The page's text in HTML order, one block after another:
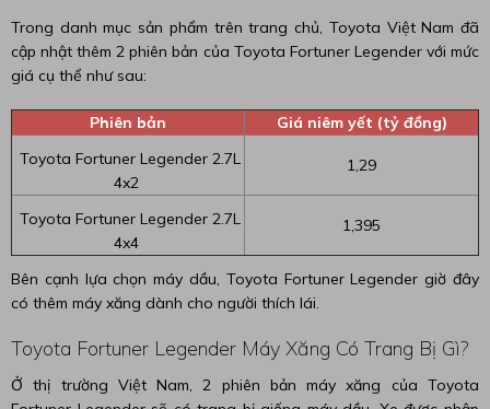
Trong danh mục sản phẩm trên trang chủ, Toyota Việt Nam đã
cập nhật thêm 2 phiên bản của Toyota Fortuner Legender với mức
giá cụ thể như sau:
Phiên bản
Giá niêm yết (tỷ đồng)
Toyota Fortuner Legender 2.7L
4x2
1,29
Toyota Fortuner Legender 2.7L
4x4
1,395
Bên cạnh lựa chọn máy dầu, Toyota Fortuner Legender giờ đây
có thêm máy xăng dành cho người thích lái.
Toyota Fortuner Legender Máy Xăng Có Trang Bị Gì?
Ở thị trường Việt Nam, 2 phiên bản máy xăng của Toyota